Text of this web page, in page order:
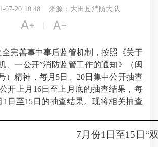
07-20 10:48 来源：大田县消防大队
 
善事中事后监管机制，按照《关于
、一公开”消防监管工作的通知》（闽
）精神，每月5日、20日集中公开抽查
开上月16日至上月底的抽查结果，每
1日至15日的抽查结果。现将相关抽查
7月份1日至15日“